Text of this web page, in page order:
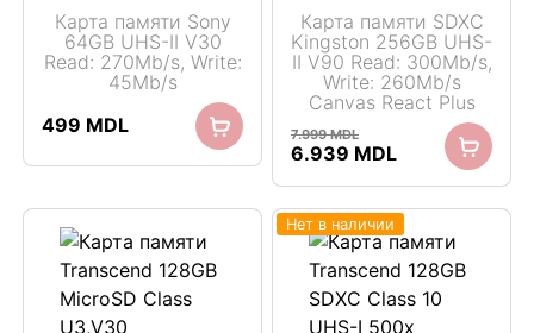
Карта памяти Sony
64GB UHS-II V30
Read: 270Mb/s, Write:
45Mb/s
499 MDL
Карта памяти SDXC
Kingston 256GB UHS-
II V90 Read: 300Mb/s,
Write: 260Mb/s
Canvas React Plus
7.999MDL
Первоначальная
7.999 MDL.
6.939 MDL Текущая
Нет в наличии